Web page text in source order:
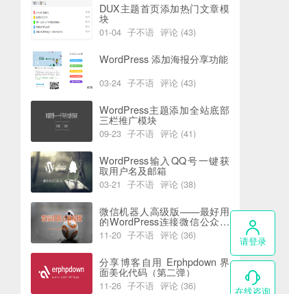
DUX主题首页添加热门文章模
块
01-04 子不语 评论 (43)
WordPress 添加海报分享功能
03-24 子不语 评论 (43)
WordPress主题添加全站底部
三栏推广模块
09-23 子不语 评论 (41)
WordPress输入QQ号一键获
取用户名及邮箱
03-21 子不语 评论 (38)
微信机器人高级版——最好用
的WordPress连接微信公众号
插件
11-20 子不语 评论 (36)
分享博客自用 Erphpdown 界
面美化代码（第二弹）
11-26 子不语 评论 (36)
请登录
在线咨询